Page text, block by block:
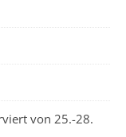
von 25.-28.